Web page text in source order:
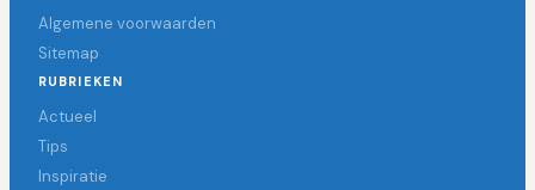
Algemene voorwaarden
Sitemap
RUBRIEKEN
Actueel
Tips
Inspiratie